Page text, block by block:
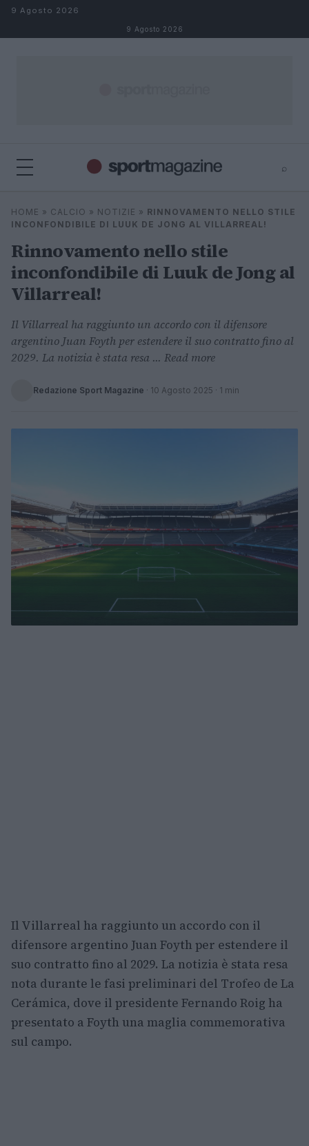
Salta al contenuto
9 Agosto 2026
9 Agosto 2026
⌕
Cerca
⌕ ×
HOME » CALCIO » NOTIZIE » RINNOVAMENTO NELLO STILE
INCONFONDIBILE DI LUUK DE JONG AL VILLARREAL!
Rinnovamento nello stile
inconfondibile di Luuk de Jong al
Villarreal!
Il Villarreal ha raggiunto un accordo con il difensore
argentino Juan Foyth per estendere il suo contratto fino al
2029. La notizia è stata resa ... Read more
Redazione Sport Magazine · 10 Agosto 2025 · 1 min
Il Villarreal ha raggiunto un accordo con il
difensore argentino Juan Foyth per estendere il
suo contratto fino al 2029. La notizia è stata resa
nota durante le fasi preliminari del Trofeo de La
Cerámica, dove il presidente Fernando Roig ha
presentato a Foyth una maglia commemorativa
sul campo.